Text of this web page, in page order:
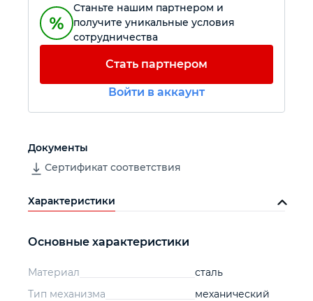
Силовое оборудование
Автомобильный инструмент
Крепежный инструмент
Режущий инструмент
Станьте нашим партнером и
получите уникальные условия
сотрудничества
Стать партнером
Войти в аккаунт
Документы
Сертификат соответствия
Характеристики
Основные характеристики
Материал
сталь
Тип механизма
механический